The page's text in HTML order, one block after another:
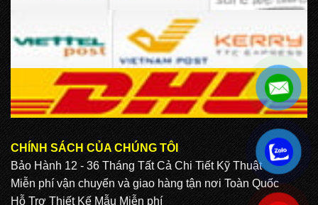
CHÍNH SÁCH CỦA CHÚNG TÔI
Bảo Hành 12 - 36 Tháng Tất Cả Chi Tiết Kỹ Thuật
Miễn phí vận chuyển và giao hàng tận nơi Toàn Quốc
Hỗ Trợ Thiết Kế Mẫu Miễn phí
.